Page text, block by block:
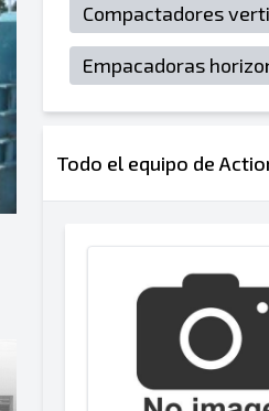
Compactadores
Empacadoras
Todo el equipo de